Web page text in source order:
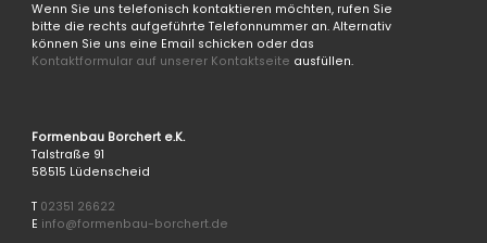
Wenn Sie uns telefonisch kontaktieren möchten, rufen Sie
bitte die rechts aufgeführte Telefonnummer an. Alternativ
können Sie uns eine Email schicken oder das
Kontaktformular auf unserer Kontaktseite ausfüllen.
Formenbau Borchert e.K.
Talstraße 91
58515 Lüdenscheid
T 02351 26622
E info@formenbau-borchert.de